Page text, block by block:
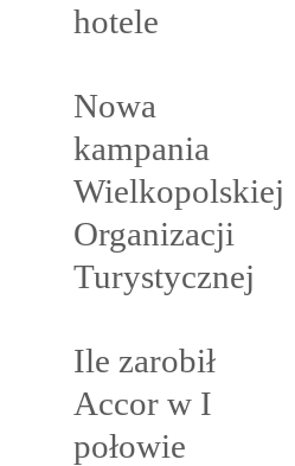
hotele
Nowa
kampania
Wielkopolskiej
Organizacji
Turystycznej
Ile zarobił
Accor w I
połowie